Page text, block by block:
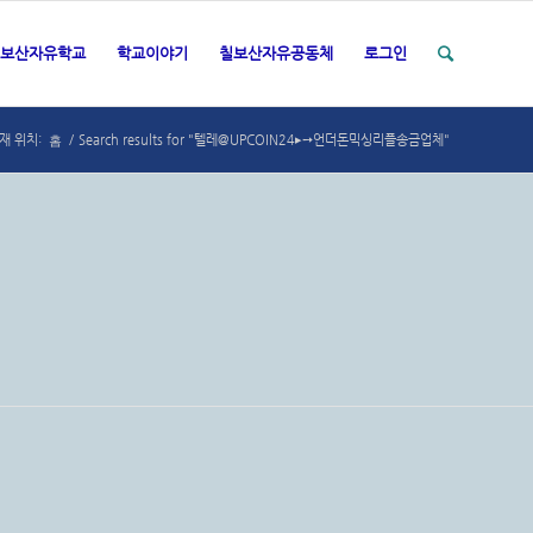
산자유학교 학교이야기 칠보산자유공동체 로그인
위치: 홈 / Search results for "텔레@UPCOIN24▸➙언더돈믹싱리플송금업체"